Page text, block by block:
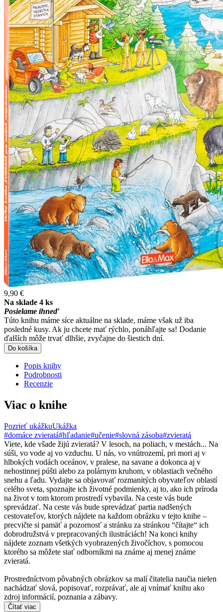
9,90 €
Na sklade 4 ks
Posielame ihneď
Túto knihu máme síce aktuálne na sklade, máme však už iba
posledné kusy. Ak ju chcete mať rýchlo, ponáhľajte sa! Dodanie
ďalších môže trvať dlhšie, zvyčajne do šiestich dní.
Do košíka
Popis knihy
Podrobnosti
Recenzie
Viac o knihe
Pozrieť ukážkuUkážka
#domáce zvieratá#hľadanie#učenie#slovná zásoba#zvieratá
Viete, kde všade žijú zvieratá? V lesoch, na poliach, v mestách... Na
súši, vo vode aj vo vzduchu. U nás, vo vnútrozemí, pri mori aj v
hlbokých vodách oceánov, v pralese, na savane a dokonca aj v
nehostinnej púšti alebo za polárnym kruhom, v oblastiach večného
snehu a ľadu. Vydajte sa objavovať rozmanitých obyvateľov oblastí
celého sveta, spoznajte ich životné podmienky, aj to, ako ich príroda
na život v tom ktorom prostredí vybavila. Na ceste vás bude
sprevádzať. Na ceste vás bude sprevádzať partia nadšených
cestovateľov, ktorých nájdete na každom obrázku v tejto knihe –
precvičte si pamäť a pozornosť a stránku za stránkou “čítajte“ ich
dobrodružstvá v prepracovaných ilustráciách! Na konci knihy
nájdete zoznam všetkých vyobrazených živočíchov, s pomocou
ktorého sa môžete stať odborníkmi na známe aj menej známe
zvieratá.
Prostredníctvom pôvabných obrázkov sa malí čitatelia naučia nielen
nachádzať slová, popisovať, rozprávať, ale aj vnímať knihu ako
zdroj informácií, poznania a zábavy.
Čítať viac